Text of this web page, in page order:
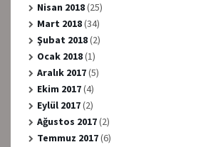
Nisan 2018(25)
Mart 2018(34)
Şubat 2018(2)
Ocak 2018(1)
Aralık 2017(5)
Ekim 2017(4)
Eylül 2017(2)
Ağustos 2017(2)
Temmuz 2017(6)